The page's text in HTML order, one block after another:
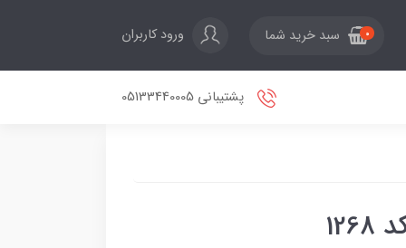
0 سبد خرید شما ورود کاربران
پشتیبانی 05133440005